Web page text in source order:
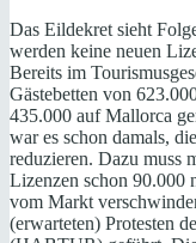
Das Eildekret sieht
werden keine neuen
Bereits im
Gästebetten von
435.000 auf Mallorca
war es schon damals,
reduzieren. Dazu muss
Lizenzen schon 90.000
vom Markt
(erwarteten) Protesten